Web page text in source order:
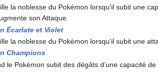
la noblesse du Pokémon lorsqu'il subit une
son Attaque.
Écarlate et Violet
la noblesse du Pokémon lorsqu'il subit une
Champions
le Pokémon subit des dégâts d’une capacité